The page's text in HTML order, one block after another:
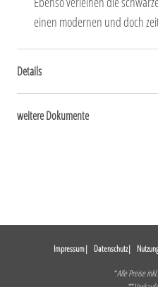
einen modernen und doch
Details
weitere Dokumente
Impressum Datenschutz
* Alle Preise